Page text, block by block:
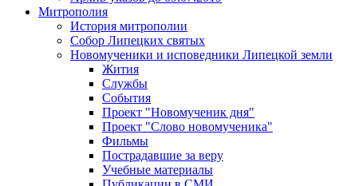
Митрополия
История митрополии
Собор Липецких святых
Новомученики и исповедники Липецкой земли
Жития
Службы
События
Проект "Новомученик дня"
Проект "Слово новомученика"
Фильмы
Пострадавшие за веру
Учебные материалы